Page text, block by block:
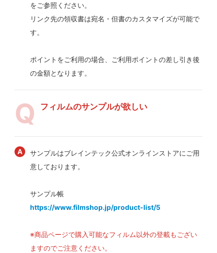
をご参照ください。
リンク先の領収書は宛名・但書のカスタマイズが可能で
す。
ポイントをご利用の場合、ご利用ポイントの差し引き後
の金額となります。
フィルムのサンプルが欲しい
サンプルはブレインテック公式オンラインストアにご用
意しております。
サンプル帳
https://www.filmshop.jp/product-list/5
※商品ページで購入可能なフィルム以外の登載もござい
ますのでご注意ください。